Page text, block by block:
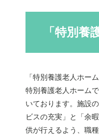
「特別
「特別養護老人ホー
特別養護老人ホーム
いております。施設
ビスの充実」と「余
供が行えるよう、職